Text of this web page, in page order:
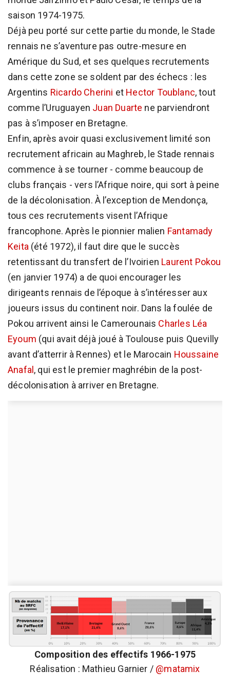
saison 1974-1975.
Déjà peu porté sur cette partie du monde, le Stade
rennais ne s’aventure pas outre-mesure en
Amérique du Sud, et ses quelques recrutements
dans cette zone se soldent par des échecs : les
Argentins Ricardo Cherini et Hector Toublanc, tout
comme l’Uruguayen Juan Duarte ne parviendront
pas à s’imposer en Bretagne.
Enfin, après avoir quasi exclusivement limité son
recrutement africain au Maghreb, le Stade rennais
commence à se tourner - comme beaucoup de
clubs français - vers l’Afrique noire, qui sort à peine
de la décolonisation. À l’exception de Mendonça,
tous ces recrutements visent l’Afrique
francophone. Après le pionnier malien Fantamady
Keita (été 1972), il faut dire que le succès
retentissant du transfert de l’Ivoirien Laurent Pokou
(en janvier 1974) a de quoi encourager les
dirigeants rennais de l’époque à s’intéresser aux
joueurs issus du continent noir. Dans la foulée de
Pokou arrivent ainsi le Camerounais Charles Léa
Eyoum (qui avait déjà joué à Toulouse puis Quevilly
avant d’atterrir à Rennes) et le Marocain Houssaine
Anafal, qui est le premier maghrébin de la post-
décolonisation à arriver en Bretagne.
Composition des effectifs 1966-1975
Réalisation : Mathieu Garnier / @matamix